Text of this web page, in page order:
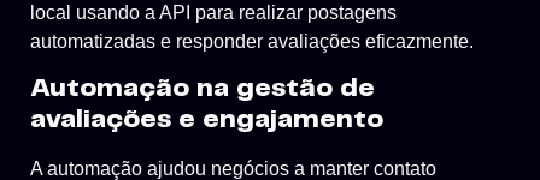
local usando a API para realizar postagens
automatizadas e responder avaliações eficazmente.
Automação na gestão de
avaliações e engajamento
A automação ajudou negócios a manter contato